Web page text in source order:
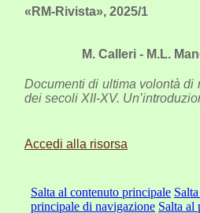
«RM-Rivista», 2025/1
M. Calleri - M.L.
Documenti di ultima volontà di
dei secoli XII-XV.
Accedi alla risorsa